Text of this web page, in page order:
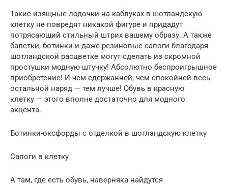
Такие изящные лодочки на каблуках в шотландскую
клетку не повредят никакой фигуре и придадут
потрясающий стильный штрих вашему образу. А также
балетки, ботинки и даже резиновые сапоги благодаря
шотландской расцветке могут сделать из скромной
простушки модную штучку! Абсолютно беспроигрышное
приобретение! И чем сдержанней, чем спокойней весь
остальной наряд — тем лучше! Обувь в красную
клетку — этого вполне достаточно для модного
акцента.
Ботинки-оксфорды с отделкой в шотландскую клетку
Сапоги в клетку
А там, где есть обувь, наверняка найдутся